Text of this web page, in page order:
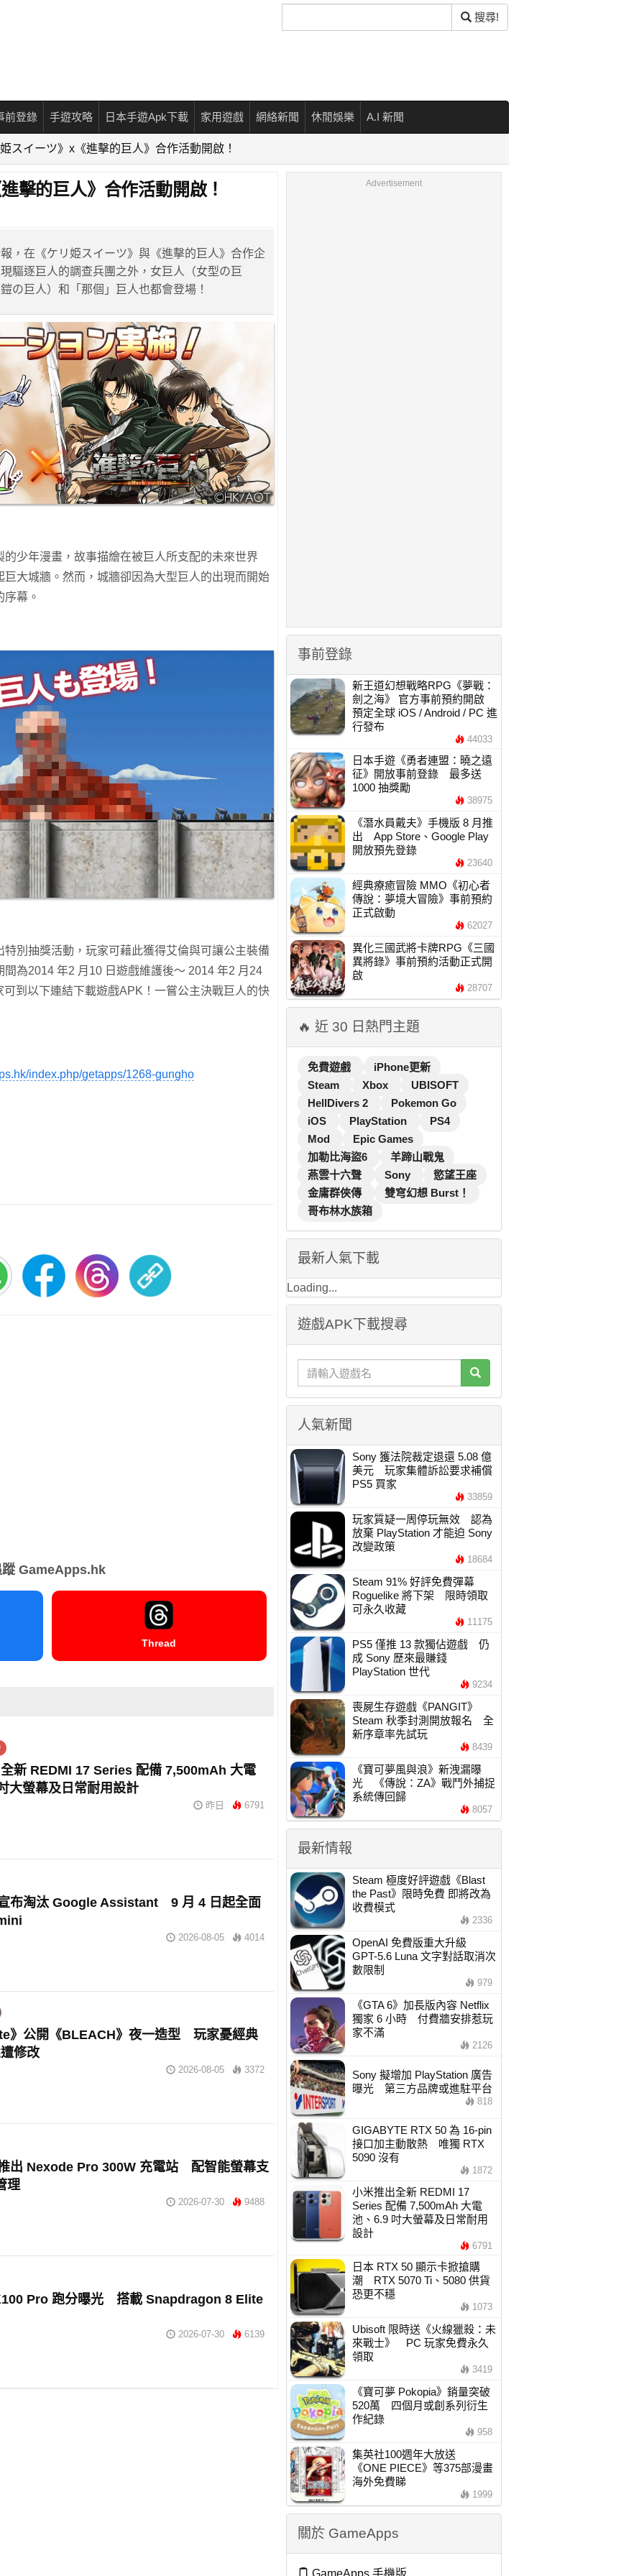
尋
搜尋!
前登錄 手遊攻略 日本手遊Apk下載 家用遊戲 網絡新聞 休閒娛樂 A.I 新聞
スイーツ》x《進擊的巨人》合作活動開啟！
擊的巨人》合作活動開啟！
，在《ケリ姫スイーツ》與《進擊的巨人》合作企
驅逐巨人的調查兵團之外，女巨人（女型の巨
の巨人）和「那個」巨人也都會登場！
少年漫畫，故事描繪在被巨人所支配的未來世界
大城牆。然而，城牆卻因為大型巨人的出現而開始
幕。
別抽獎活動，玩家可藉此獲得艾倫與可讓公主裝備
為2014 年2 月10 日遊戲維護後～ 2014 年2 月24
到以下連結下載遊戲APK！一嘗公主決戰巨人的快
index.php/getapps/1268-gungho
蹤 GameApps.hk
Thread
新 REDMI 17 Series 配備 7,500mAh 大電
大螢幕及日常耐用設計
昨日 6791
布淘汰 Google Assistant 9 月 4 日起全面
2026-08-05 4014
》公開《BLEACH》夜一造型 玩家憂經典
修改
2026-08-05 3372
出 Nexode Pro 300W 充電站 配智能螢幕支
理
2026-07-30 9488
Pro 跑分曝光 搭載 Snapdragon 8 Elite
2026-07-30 6139
Advertisement
事前登錄
新王道幻想戰略RPG《夢戰：
劍之海》 官方事前預約開啟
預定全球 iOS / Android / PC 進
行發布
44033
日本手遊《勇者連盟：曉之遠
征》開放事前登錄 最多送
1000 抽獎勵
38975
《潛水員戴夫》手機版 8 月推
出 App Store、Google Play
開放預先登錄
23640
經典療癒冒險 MMO《初心者
傳說：夢境大冒險》事前預約
正式啟動
62027
異化三國武將卡牌RPG《三國
異將錄》事前預約活動正式開
啟
28707
🔥 近 30 日熱門主題
免費遊戲
iPhone更新
Steam
Xbox
UBISOFT
HellDivers 2
Pokemon Go
iOS
PlayStation
PS4
Mod
Epic Games
加勒比海盜6
羊蹄山戰鬼
燕雲十六聲
Sony
慾望王座
金庸群俠傳
雙穹幻想 Burst！
哥布林水族箱
最新人氣下載
Loading...
遊戲APK下載搜尋
人氣新聞
Sony 獲法院裁定退還 5.08 億
美元 玩家集體訴訟要求補償
PS5 買家
33859
玩家質疑一周停玩無效 認為
放棄 PlayStation 才能迫 Sony
改變政策
18684
Steam 91% 好評免費彈幕
Roguelike 將下架 限時領取
可永久收藏
11175
PS5 僅推 13 款獨佔遊戲 仍
成 Sony 歷來最賺錢
PlayStation 世代
9234
喪屍生存遊戲《PANGIT》
Steam 秋季封測開放報名 全
新序章率先試玩
8439
《寶可夢風與浪》新洩漏曝
光 《傳說：ZA》戰鬥外捕捉
系統傳回歸
8057
最新情報
Steam 極度好評遊戲《Blast
the Past》限時免費 即將改為
收費模式
2336
OpenAI 免費版重大升級
GPT-5.6 Luna 文字對話取消次
數限制
979
《GTA 6》加長版內容 Netflix
獨家 6 小時 付費牆安排惹玩
家不滿
2126
Sony 擬增加 PlayStation 廣告
曝光 第三方品牌或進駐平台
818
GIGABYTE RTX 50 為 16-pin
接口加主動散熱 唯獨 RTX
5090 沒有
1872
小米推出全新 REDMI 17
Series 配備 7,500mAh 大電
池、6.9 吋大螢幕及日常耐用
設計
6791
日本 RTX 50 顯示卡掀搶購
潮 RTX 5070 Ti、5080 供貨
恐更不穩
1073
Ubisoft 限時送《火線獵殺：未
來戰士》 PC 玩家免費永久
領取
3419
《寶可夢 Pokopia》銷量突破
520萬 四個月或創系列衍生
作紀錄
958
集英社100週年大放送
《ONE PIECE》等375部漫畫
海外免費睇
1999
關於 GameApps
GameApps 手機版